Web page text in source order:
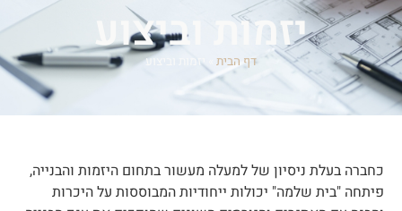
יזמות וביצוע
דף הבית יזמות וביצוע
כחברה בעלת ניסיון של למעלה מעשור בתחום היזמות והבנייה,
פיתחה "בית שלמה" יכולות ייחודיות המבוססות על היכרות